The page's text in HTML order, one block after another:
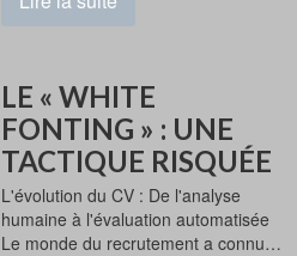
LE « WHITE
FONTING » : UNE
TACTIQUE RISQUÉE
L'évolution du CV : De l'analyse
humaine à l'évaluation automatisée
Le monde du recrutement a connu…